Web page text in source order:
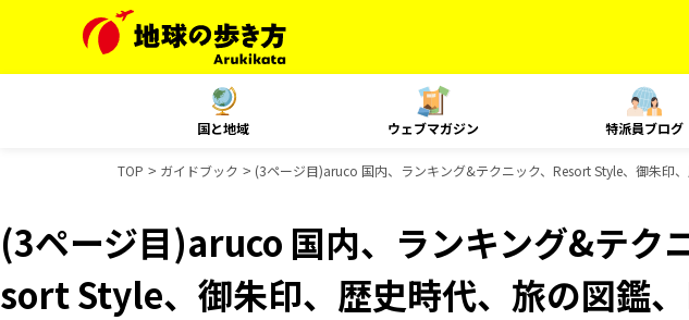
国と地域 ウェブマガジン 特派員ブログ
TOP ガイドブック (3ページ目)aruco 国内、ランキング&テクニック、Resort Style、御朱印
(3ページ目)aruco 国内、ランキング&テク
sort Style、御朱印、歴史時代、旅の図鑑